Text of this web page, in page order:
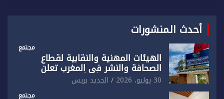
أحدث المنشورات
مجتمع
الهيئات المهنية والنقابية لقطاع
الصحافة والنشر في المغرب تعلن
رفضها القاطع لـ”أي أجندة انتخابية
مُعدة على مقاس سياسي ومصلحي30 يوليو، 2026 الجديد بريس
مجتمع